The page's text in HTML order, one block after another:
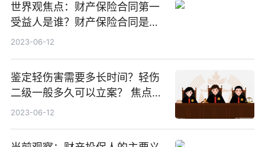
世界观焦点：财产保险合同第一
受益人是谁？财产保险合同是否
有印花税？
2023-06-12
鉴定轻伤害需要多长时间？轻伤
二级一般多久可以立案？ 焦点热
闻
2023-06-12